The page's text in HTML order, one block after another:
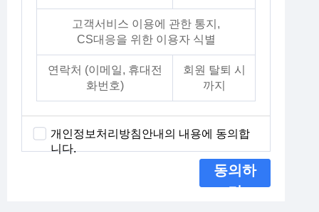
고객서비스 이용에 관한 통지,
CS대응을 위한 이용자 식별
연락처 (이메일, 휴대전
화번호)
회원 탈퇴 시
까지
개인정보처리방침안내의 내용에 동의합
니다.
동의하
기